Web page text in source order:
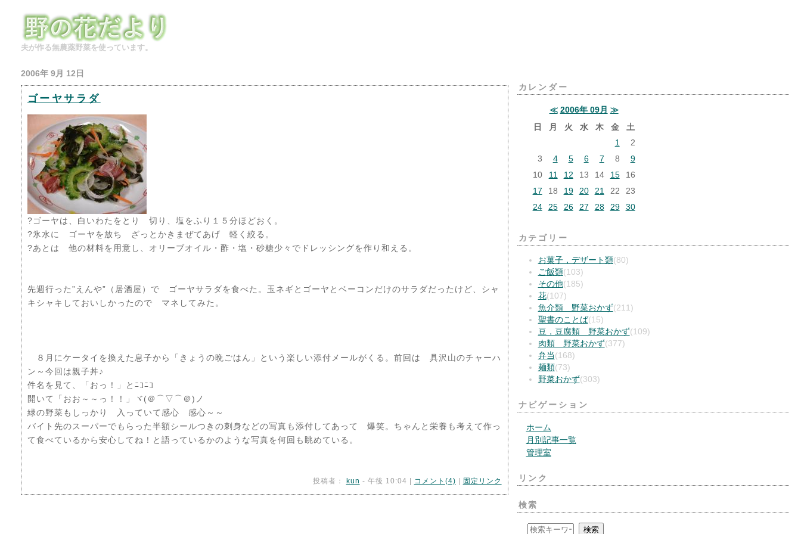
夫が作る無農薬野菜を使っています。
2006年 9月 12日
ゴーヤサラダ
?ゴーヤは、白いわたをとり 切り、塩をふり１５分ほどおく。
?氷水に ゴーヤを放ち ざっとかきまぜてあげ 軽く絞る。
?あとは 他の材料を用意し、オリーブオイル・酢・塩・砂糖少々でドレッシングを作り和える。
先週行った”えんや”（居酒屋）で ゴーヤサラダを食べた。玉ネギとゴーヤとベーコンだけのサラダだったけど、シャ
キシャキしておいしかったので マネしてみた。
８月にケータイを換えた息子から「きょうの晩ごはん」という楽しい添付メールがくる。前回は 具沢山のチャーハ
ン～今回は親子丼♪
件名を見て、「おっ！」とﾆｺﾆｺ
開いて「おお～～っ！！」ヾ(＠⌒▽⌒＠)ノ
緑の野菜もしっかり 入っていて感心 感心～～
バイト先のスーパーでもらった半額シールつきの刺身などの写真も添付してあって 爆笑。ちゃんと栄養も考えて作っ
て食べているから安心してね！と語っているかのような写真を何回も眺めている。
投稿者： kun - 午後 10:04 | コメント(4) 固定リンク
カレンダー
≪ 2006年 09月 ≫
日
月 火 水 木 金
土
1
2
3
4 5 6 7 8
9
10
11 12 13 14 15
16
17
18 19 20 21 22
23
24
25 26 27 28 29 30
カテゴリー
お菓子，デザート類(80)
ご飯類(103)
その他(185)
花(107)
魚介類 野菜おかず(211)
聖書のことば(15)
豆，豆腐類 野菜おかず(109)
肉類 野菜おかず(377)
弁当 (168)
麺類(73)
野菜おかず(303)
ナビゲーション
ホーム
月別記事一覧
管理室
リンク
検索